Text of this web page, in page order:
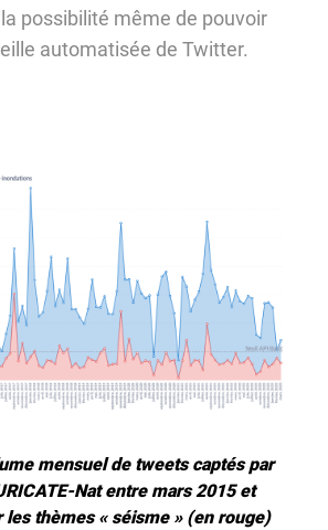
possibilité même de pouvoir
automatisée de Twitter.
mensuel de tweets captés par
Nat entre mars 2015 et
les thèmes « séisme » (en rouge)